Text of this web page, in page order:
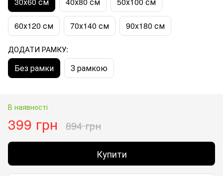
60х120 см 70х140 см 90x180 см
ДОДАТИ РАМКУ:
Без рамки З рамкою
В наявності
399 грн 894 грн
Купити